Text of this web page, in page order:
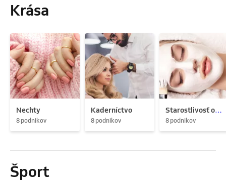
Krása
Nechty
8 podnikov
Kaderníctvo
8 podnikov
Starostlivosť o pleť
8 podnikov
Šport